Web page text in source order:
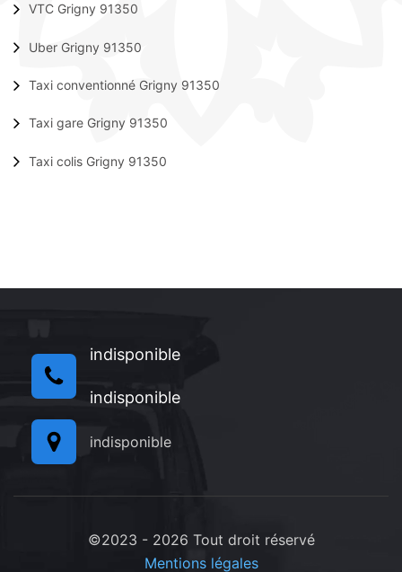
VTC Grigny 91350
Uber Grigny 91350
Taxi conventionné Grigny 91350
Taxi gare Grigny 91350
Taxi colis Grigny 91350
indisponible
indisponible
indisponible
©2023 - 2026 Tout droit réservé
Mentions légales